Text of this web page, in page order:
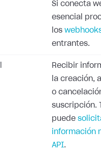
Si conecta
esencial
los
entrantes.
Recibir
la creación,
o
suscripción.
puede
información
API.